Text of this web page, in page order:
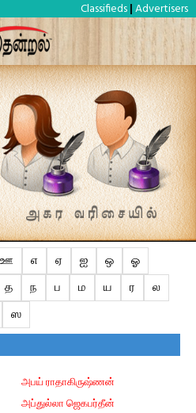
Classifieds | Advertisers
ஊ எ ஏ ஐ ஒ
ஓ
த ந ப ம ய ர
ல
ஸ
அபய் ராதாகிருஷ்ணன்
அப்துல்லா ஜெகபர்தீன்